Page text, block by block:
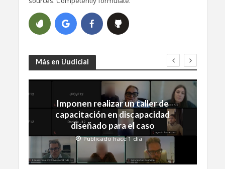
Más en iJudicial
Imponen realizar un taller de
capacitación en discapacidad
diseñado para el caso
Publicado hace 1 día